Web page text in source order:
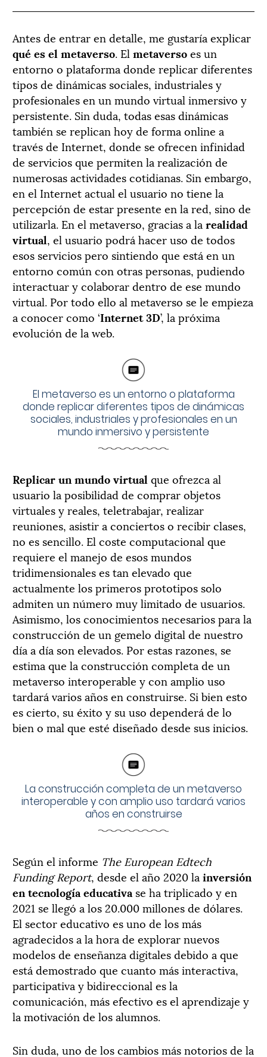
Antes de entrar en detalle, me gustaría explicar
qué es el metaverso. El metaversoes un
entorno o plataforma donde replicar diferentes
tipos de dinámicas sociales, industriales y
profesionales en un mundo virtual inmersivo y
persistente. Sin duda, todas esas dinámicas
también se replican hoy de forma online a
través de Internet, donde se ofrecen infinidad
de servicios que permiten la realización de
numerosas actividades cotidianas. Sin embargo,
en el Internet actual el usuario no tiene la
percepción de estar presente en la red, sino de
utilizarla. En el metaverso, gracias a la realidad
virtual, el usuario podrá hacer uso de todos
esos servicios pero sintiendo que está en un
entorno común con otras personas, pudiendo
interactuar y colaborar dentro de ese mundo
virtual. Por todo ello al metaverso se le empieza
a conocer como ‘Internet 3D’, la próxima
evolución de la web.
El metaverso es un entorno o plataforma
donde replicar diferentes tipos de dinámicas
sociales, industriales y profesionales en un
mundo inmersivo y persistente
Replicar un mundo virtual que ofrezca al
usuario la posibilidad de comprar objetos
virtuales y reales, teletrabajar, realizar
reuniones, asistir a conciertos o recibir clases,
no es sencillo. El coste computacional que
requiere el manejo de esos mundos
tridimensionales es tan elevado que
actualmente los primeros prototipos solo
admiten un número muy limitado de usuarios.
Asimismo, los conocimientos necesarios para la
construcción de un gemelo digital de nuestro
día a día son elevados. Por estas razones, se
estima que la construcción completa de un
metaverso interoperable y con amplio uso
tardará varios años en construirse. Si bien esto
es cierto, su éxito y su uso dependerá de lo
bien o mal que esté diseñado desde sus inicios.
La construcción completa de un metaverso
interoperable y con amplio uso tardará varios
años en construirse
Según el informe The European Edtech
Funding Report, desde el año 2020 la inversión
en tecnología educativa se ha triplicado y en
2021 se llegó a los 20.000 millones de dólares.
El sector educativo es uno de los más
agradecidos a la hora de explorar nuevos
modelos de enseñanza digitales debido a que
está demostrado que cuanto más interactiva,
participativa y bidireccional es la
comunicación, más efectivo es el aprendizaje y
la motivación de los alumnos.
Sin duda, uno de los cambios más notorios de la